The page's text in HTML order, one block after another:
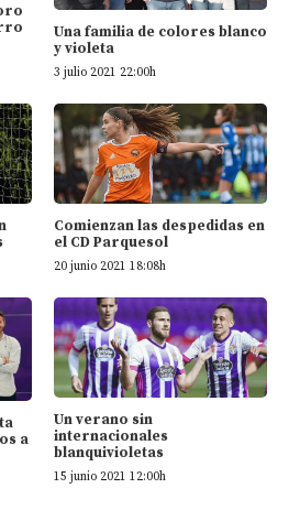
Una familia de colores blanco
y violeta
3 julio 2021 22:00h
Comienzan las despedidas en
el CD Parquesol
20 junio 2021 18:08h
a
Un verano sin
internacionales
blanquivioletas
15 junio 2021 12:00h